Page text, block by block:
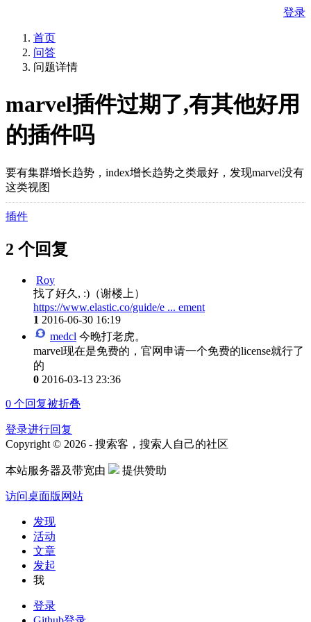
登录
首页
问答
问题详情
marvel插件过期了,有其他好用
的插件吗
要有集群增长趋势，index增长趋势之类最好，发现marvel没有
这类视图
插件
2 个回复
Roy
找了好久, :)（谢楼上）
https://www.elastic.co/guide/e ... ement
1 2016-06-30 16:19
medcl 今晚打老虎。
marvel现在是免费的，官网申请一个免费的license就行了
的
0 2016-03-13 23:36
0 个回复被折叠
登录进行回复
Copyright © 2026 - 搜索客，搜索人自己的社区
本站服务器及带宽由 提供赞助
访问桌面版网站
发现
活动
文章
发起
我
登录